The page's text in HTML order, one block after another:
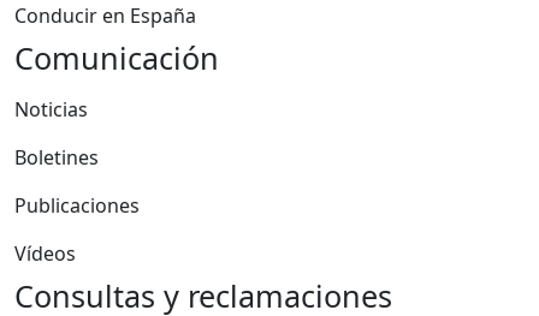
Conducir en España
Comunicación
Noticias
Boletines
Publicaciones
Vídeos
Consultas y reclamaciones